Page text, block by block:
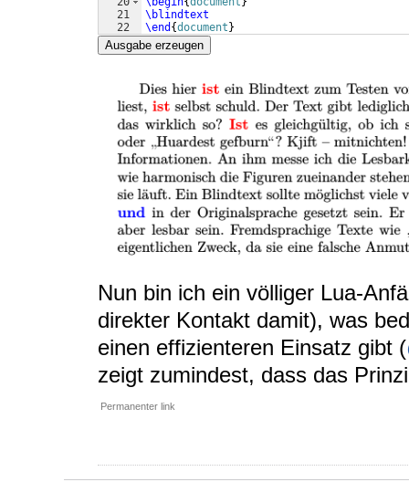
21
22
\blindtext
\end {document }
Ausgabe erzeugen
Nun bin ich ein völliger Lua-
direkter Kontakt damit), was
einen effizienteren Einsatz gibt (
zeigt zumindest, dass das
Permanenter link